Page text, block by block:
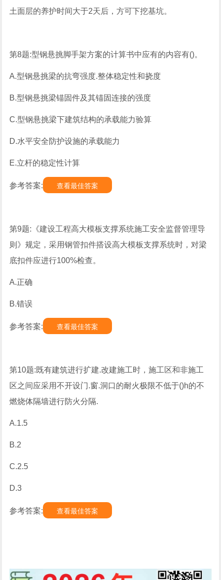
土面层的养护时间大于2天后，方可下挖基坑。
第8题:型钢悬挑脚手架方案的计算书中应有的内容有()。
A.型钢悬挑梁的抗弯强度.整体稳定性和挠度
B.型钢悬挑梁锚固件及其锚固连接的强度
C.型钢悬挑梁下建筑结构的承载能力验算
D.水平安全防护设施的承载能力
E.立杆的稳定性计算
参考答案: 查看最佳答案
第9题:《建设工程高大模板支撑系统施工安全监督管理导
则》规定，采用钢管扣件搭设高大模板支撑系统时，对梁
底扣件应进行100%检查。
A.正确
B.错误
参考答案: 查看最佳答案
第10题:既有建筑进行扩建.改建施工时，施工区和非施工
区之间应采用不开设门.窗.洞口的耐火极限不低于()h的不
燃烧体隔墙进行防火分隔.
A.1.5
B.2
C.2.5
D.3
参考答案: 查看最佳答案